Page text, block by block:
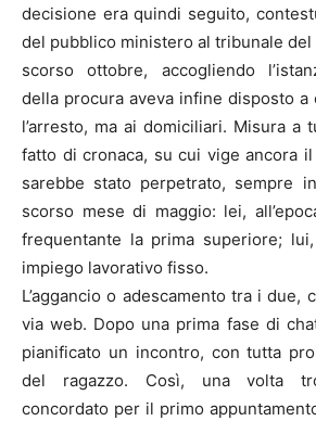
decisione era quindi seguito,
del pubblico ministero al tribunale del
scorso ottobre, accogliendo
della procura aveva infine disposto a
l’arresto, ma ai domiciliari. Misura a
fatto di cronaca, su cui vige ancora
sarebbe stato perpetrato, sempre
scorso mese di maggio: lei,
frequentante la prima superiore;
impiego lavorativo fisso.
L’aggancio o adescamento tra i due,
via web. Dopo una prima fase di
pianificato un incontro, con tutta
del ragazzo. Così, una volta
concordato per il primo